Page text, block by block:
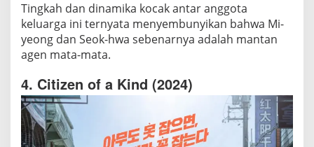
Tingkah dan dinamika kocak antar anggota
keluarga ini ternyata menyembunyikan bahwa Mi-
yeong dan Seok-hwa sebenarnya adalah mantan
agen mata-mata.
4. Citizen of a Kind (2024)